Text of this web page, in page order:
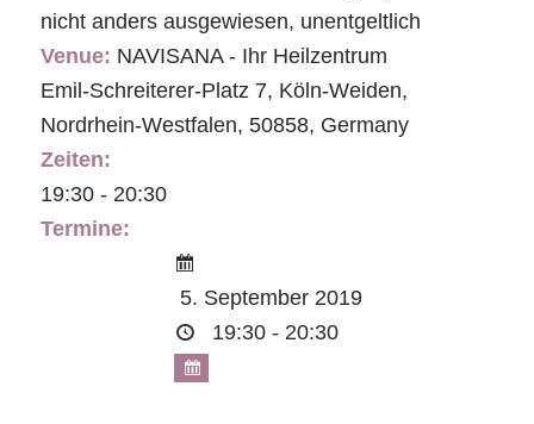
nicht anders ausgewiesen, unentgeltlich
Venue: NAVISANA - Ihr Heilzentrum
Emil-Schreiterer-Platz 7, Köln-Weiden,
Nordrhein-Westfalen, 50858, Germany
Zeiten:
19:30 - 20:30
Termine:
5. September 2019
19:30 - 20:30